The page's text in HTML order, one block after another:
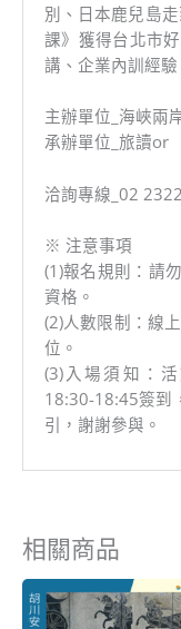
別、日本鹿兒島
課》獲得台北市
講、企業內訓經驗
主辦單位_海峽兩
承辦單位_旅讀or
洽詢專線_02
※ 注意事項
(1)報名規則：請
資格。
(2)人數限制：線
位。
(3)入場須知：
18:30-18:45簽到
引，謝謝參與。
相關商品